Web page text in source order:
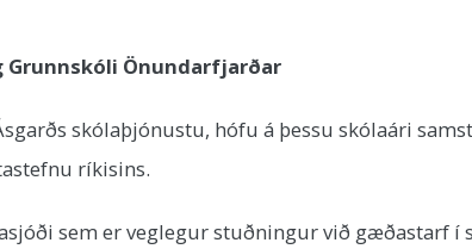
Grunnskóli Önundarfjarðar
skólaþjónustu, hófu á þessu skólaári
ríkisins.
sem er veglegur stuðningur við gæðastarf í